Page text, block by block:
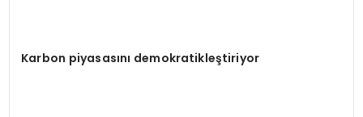
Karbon piyasasını demokratikleştiriyor